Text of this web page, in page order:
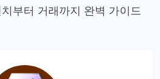
부터 거래까지 완벽 가이드